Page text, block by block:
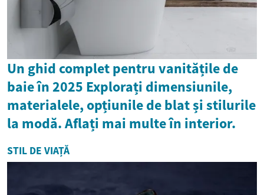
Un ghid complet pentru vanitățile de
baie în 2025 Explorați dimensiunile,
materialele, opțiunile de blat și stilurile
la modă. Aflați mai multe în interior.
STIL DE VIAȚĂ